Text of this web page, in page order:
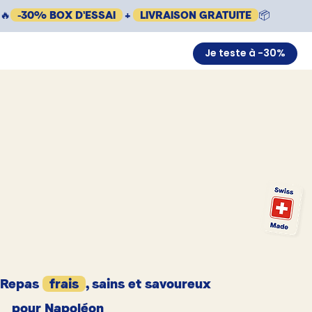
Je teste à -30%
🔥 -30% BOX D'ESSAI + LIVRAISON GRATUITE 📦
Repas frais , sains et savoureux
pour Napoléon